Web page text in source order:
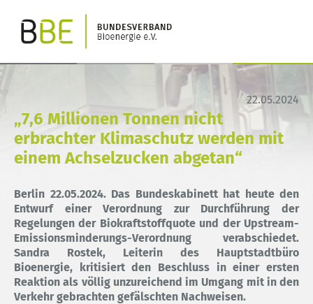
22.05.2024
„7,6 Millionen Tonnen nicht
erbrachter Klimaschutz werden mit
einem Achselzucken abgetan“
Berlin 22.05.2024. Das Bundeskabinett hat heute den
Entwurf einer Verordnung zur Durchführung der
Regelungen der Biokraftstoffquote und der Upstream-
Emissionsminderungs-Verordnung verabschiedet.
Sandra Rostek, Leiterin des Hauptstadtbüro
Bioenergie, kritisiert den Beschluss in einer ersten
Reaktion als völlig unzureichend im Umgang mit in den
Verkehr gebrachten gefälschten Nachweisen.